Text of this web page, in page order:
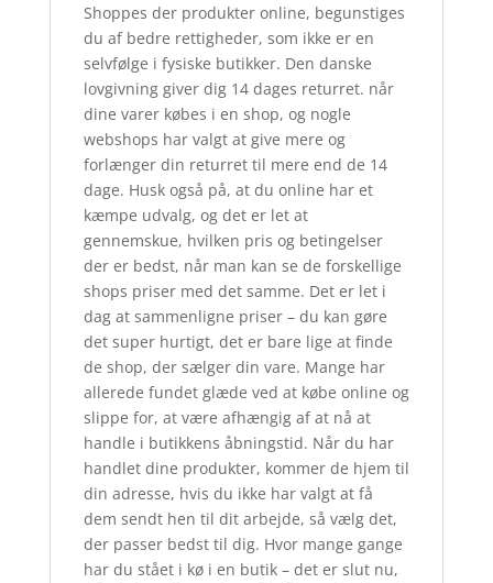
Shoppes der produkter online, begunstiges
du af bedre rettigheder, som ikke er en
selvfølge i fysiske butikker. Den danske
lovgivning giver dig 14 dages returret. når
dine varer købes i en shop, og nogle
webshops har valgt at give mere og
forlænger din returret til mere end de 14
dage. Husk også på, at du online har et
kæmpe udvalg, og det er let at
gennemskue, hvilken pris og betingelser
der er bedst, når man kan se de forskellige
shops priser med det samme. Det er let i
dag at sammenligne priser – du kan gøre
det super hurtigt, det er bare lige at finde
de shop, der sælger din vare. Mange har
allerede fundet glæde ved at købe online og
slippe for, at være afhængig af at nå at
handle i butikkens åbningstid. Når du har
handlet dine produkter, kommer de hjem til
din adresse, hvis du ikke har valgt at få
dem sendt hen til dit arbejde, så vælg det,
der passer bedst til dig. Hvor mange gange
har du stået i kø i en butik – det er slut nu,